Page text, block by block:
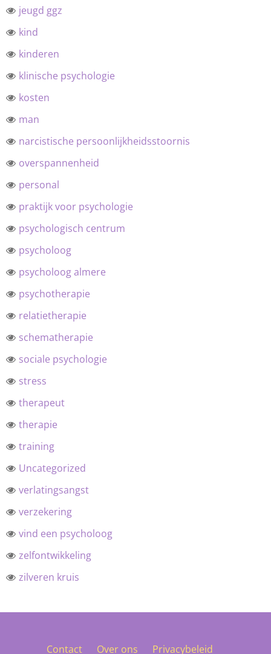
jeugd ggz
kind
kinderen
klinische psychologie
kosten
man
narcistische persoonlijkheidsstoornis
overspannenheid
personal
praktijk voor psychologie
psychologisch centrum
psycholoog
psycholoog almere
psychotherapie
relatietherapie
schematherapie
sociale psychologie
stress
therapeut
therapie
training
Uncategorized
verlatingsangst
verzekering
vind een psycholoog
zelfontwikkeling
zilveren kruis
Contact Over ons Privacybeleid